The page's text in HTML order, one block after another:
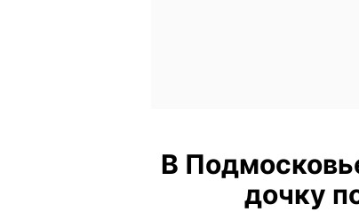
В
дочку